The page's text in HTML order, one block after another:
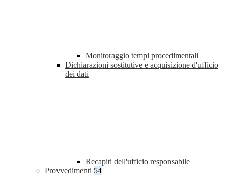
Monitoraggio tempi procedimentali
Dichiarazioni sostitutive e acquisizione d'ufficio
dei dati
Recapiti dell'ufficio responsabile
Provvedimenti 54